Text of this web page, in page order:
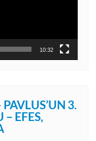
10:32
3.
EFES,